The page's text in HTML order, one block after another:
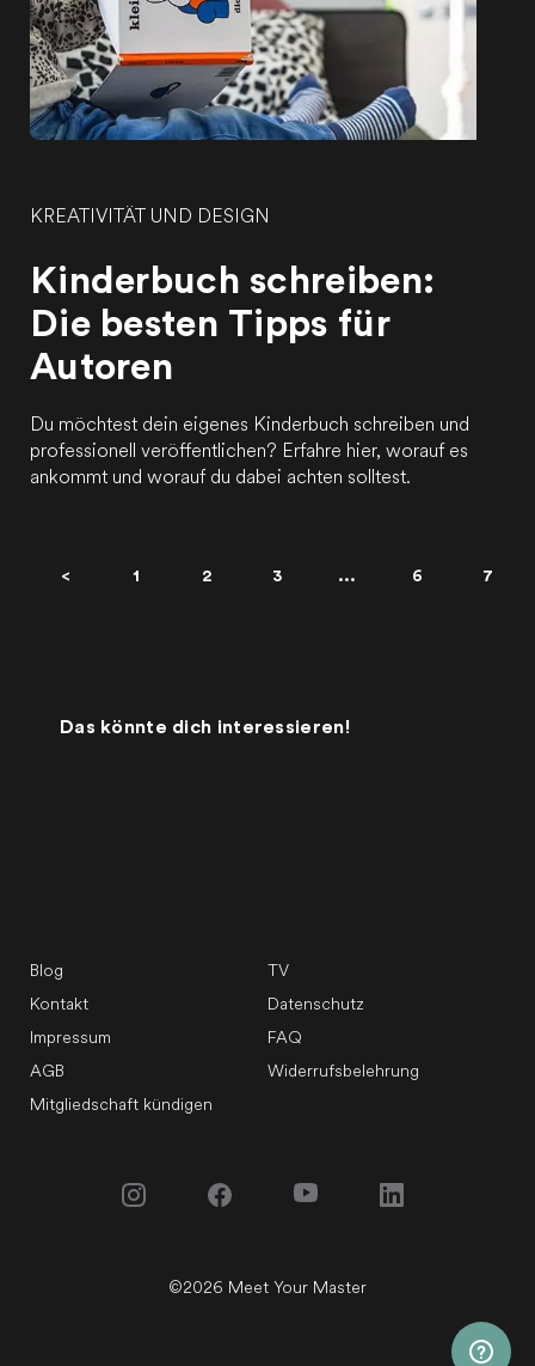
KREATIVITÄT UND DESIGN
Kinderbuch schreiben:
Die besten Tipps für
Autoren
Du möchtest dein eigenes Kinderbuch schreiben und
professionell veröffentlichen? Erfahre hier, worauf es
ankommt und worauf du dabei achten solltest.
< 1 2 3 ... 6 7
Das könnte dich interessieren!
Blog
TV
Kontakt
Datenschutz
Impressum
FAQ
AGB
Widerrufsbelehrung
Mitgliedschaft kündigen
©2026 Meet Your Master